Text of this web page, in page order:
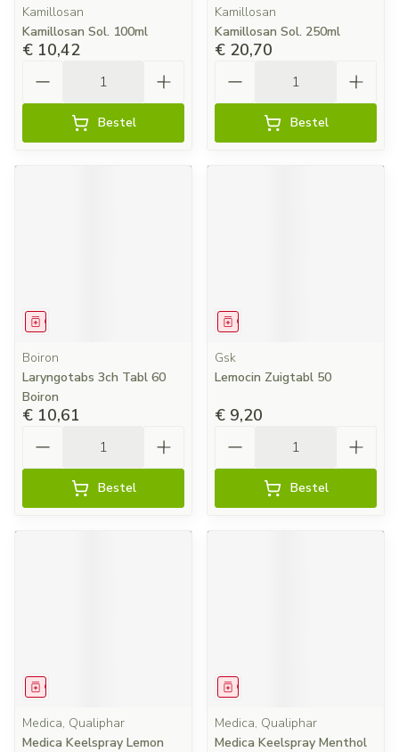
Kamillosan
Kamillosan Sol. 100ml
€ 10,42
Bestel
Kamillosan
Kamillosan Sol. 250ml
€ 20,70
Bestel
Geneesmiddel
Boiron
Laryngotabs 3ch Tabl 60
Boiron
€ 10,61
Bestel
Geneesmiddel
Gsk
Lemocin Zuigtabl 50
€ 9,20
Bestel
Geneesmiddel
Medica, Qualiphar
Medica Keelspray Lemon
Geneesmiddel
Medica, Qualiphar
Medica Keelspray Menthol